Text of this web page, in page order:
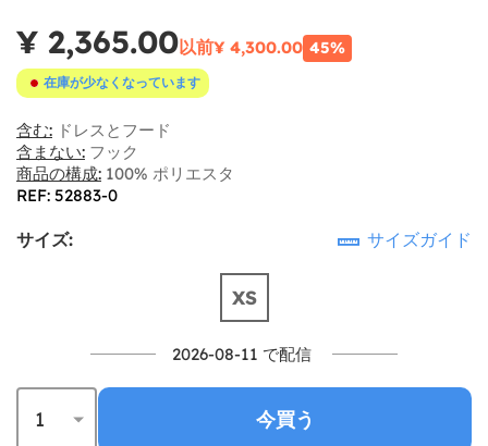
¥ 2,365.00以前¥ 4,300.00 45%
在庫が少なくなっています
含む: ドレスとフード
含まない: フック
商品の構成: 100% ポリエスタ
REF: 52883-0
サイズ: サイズガイド
XS
2026-08-11 で配信
今買う